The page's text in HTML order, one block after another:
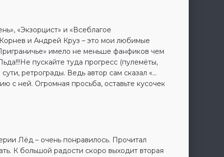
«Экзорцист» и «Всеблагое
и Андрей Круз – это мои любимые
имело не меньше фанфиков чем
пускайте туда прогресс (пулемёты,
ретрограды. Ведь автор сам сказал «…
с ней. Огромная просьба, оставьте кусочек
Лёд – очень понравилось. Прочитал
К большой радости скоро выходит вторая